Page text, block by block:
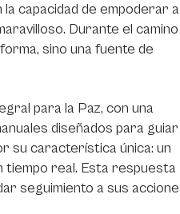
capacidad de empoderar
Durante el camino
sino una fuente de
para la Paz, con una
diseñados para guiar
su característica única: un
tiempo real. Esta respuesta
seguimiento a sus